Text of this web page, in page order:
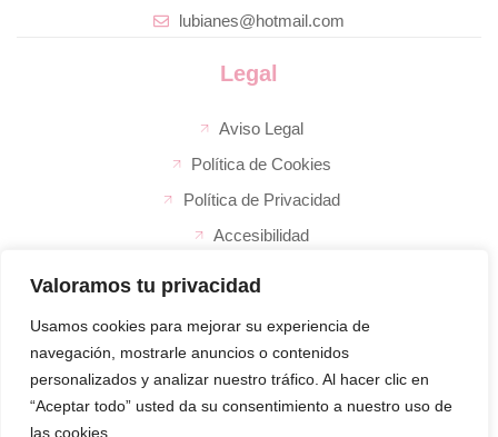
Valoramos tu privacidad
Usamos cookies para mejorar su experiencia de
navegación, mostrarle anuncios o contenidos
personalizados y analizar nuestro tráfico. Al hacer clic en
“Aceptar todo” usted da su consentimiento a nuestro uso de
las cookies.
El supermercado de
confianza en Zamora,
La empresa
Inicio
Legal
Aviso Legal
Política de Cookies
Política de Privacidad
Accesibilidad
lubianes@hotmail.com